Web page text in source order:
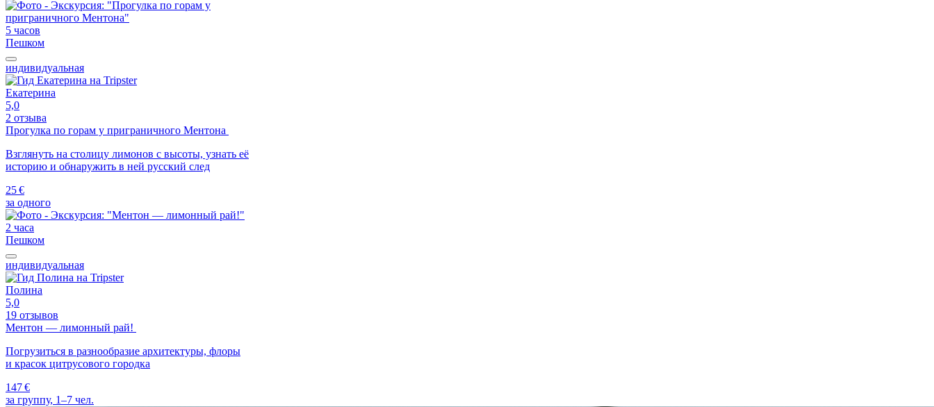
5 часов
Пешком
индивидуальная
Екатерина
5,0
2 отзыва
Прогулка по горам у приграничного Ментона
Взглянуть на столицу лимонов с высоты, узнать её
историю и обнаружить в ней русский след
25 €
за одного
2 часа
Пешком
индивидуальная
Полина
5,0
19 отзывов
Ментон — лимонный рай!
Погрузиться в разнообразие архитектуры, флоры
и красок цитрусового городка
147 €
за группу, 1–7 чел.